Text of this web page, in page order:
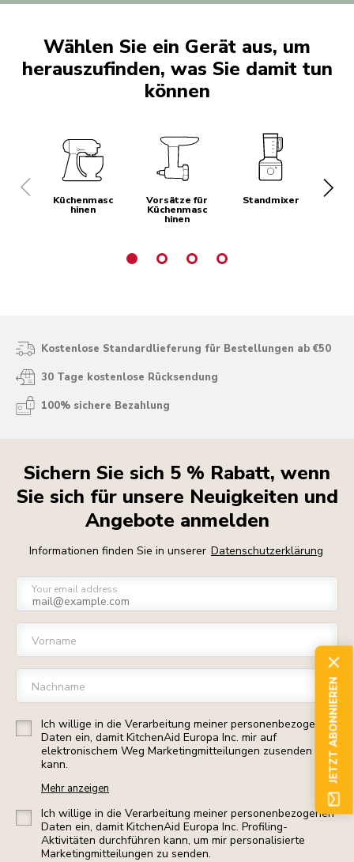
Wählen Sie ein Gerät aus, um
herauszufinden, was Sie damit tun
können
Küchenmasc
hinen
Vorsätze für
Küchenmasc
hinen
Standmixer
Kostenlose Standardlieferung für Bestellungen ab €50
30 Tage kostenlose Rücksendung
100% sichere Bezahlung
Sichern Sie sich 5 % Rabatt, wenn
Sie sich für unsere Neuigkeiten und
Angebote anmelden
Informationen finden Sie in unserer Datenschutzerklärung
Your email address
Vorname
Nachname
Ich willige in die Verarbeitung meiner personenbezogenen
Daten ein, damit KitchenAid Europa Inc. mir auf
elektronischem Weg Marketingmitteilungen zusenden
kann.
Mehr anzeigen
Ich willige in die Verarbeitung meiner personenbezogenen
Daten ein, damit KitchenAid Europa Inc. Profiling-
Aktivitäten durchführen kann, um mir personalisierte
Marketingmitteilungen zu senden.
JETZT ABONNIEREN